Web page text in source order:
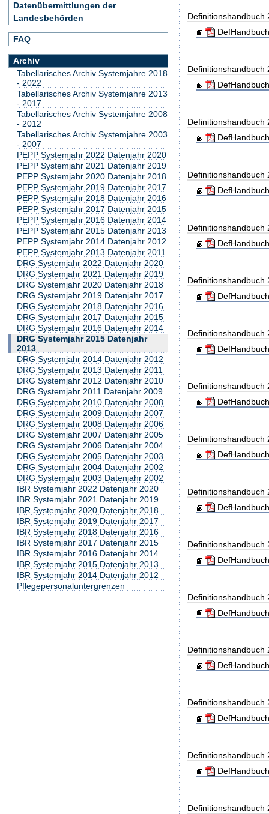
Definitionshandbuch
Definitionshandbuch
Definitionshandbuch
Definitionshandbuch
Definitionshandbuch
Definitionshandbuch
Definitionshandbuch
Definitionshandbuch
Definitionshandbuch
Definitionshandbuch
Definitionshandbuch
Definitionshandbuch
Definitionshandbuch
Definitionshandbuch
Definitionshandbuch
Definitionshandbuch
Datenübermittlungen der
Landesbehörden
FAQ
Archiv
Tabellarisches Archiv Systemjahre 2018
- 2022
Tabellarisches Archiv Systemjahre 2013
- 2017
Tabellarisches Archiv Systemjahre 2008
- 2012
Tabellarisches Archiv Systemjahre 2003
- 2007
PEPP Systemjahr 2022 Datenjahr 2020
PEPP Systemjahr 2021 Datenjahr 2019
PEPP Systemjahr 2020 Datenjahr 2018
PEPP Systemjahr 2019 Datenjahr 2017
PEPP Systemjahr 2018 Datenjahr 2016
PEPP Systemjahr 2017 Datenjahr 2015
PEPP Systemjahr 2016 Datenjahr 2014
PEPP Systemjahr 2015 Datenjahr 2013
PEPP Systemjahr 2014 Datenjahr 2012
PEPP Systemjahr 2013 Datenjahr 2011
DRG Systemjahr 2022 Datenjahr 2020
DRG Systemjahr 2021 Datenjahr 2019
DRG Systemjahr 2020 Datenjahr 2018
DRG Systemjahr 2019 Datenjahr 2017
DRG Systemjahr 2018 Datenjahr 2016
DRG Systemjahr 2017 Datenjahr 2015
DRG Systemjahr 2016 Datenjahr 2014
DRG Systemjahr 2015 Datenjahr
2013
DRG Systemjahr 2014 Datenjahr 2012
DRG Systemjahr 2013 Datenjahr 2011
DRG Systemjahr 2012 Datenjahr 2010
DRG Systemjahr 2011 Datenjahr 2009
DRG Systemjahr 2010 Datenjahr 2008
DRG Systemjahr 2009 Datenjahr 2007
DRG Systemjahr 2008 Datenjahr 2006
DRG Systemjahr 2007 Datenjahr 2005
DRG Systemjahr 2006 Datenjahr 2004
DRG Systemjahr 2005 Datenjahr 2003
DRG Systemjahr 2004 Datenjahr 2002
DRG Systemjahr 2003 Datenjahr 2002
IBR Systemjahr 2022 Datenjahr 2020
IBR Systemjahr 2021 Datenjahr 2019
IBR Systemjahr 2020 Datenjahr 2018
IBR Systemjahr 2019 Datenjahr 2017
IBR Systemjahr 2018 Datenjahr 2016
IBR Systemjahr 2017 Datenjahr 2015
IBR Systemjahr 2016 Datenjahr 2014
IBR Systemjahr 2015 Datenjahr 2013
IBR Systemjahr 2014 Datenjahr 2012
Pflegepersonaluntergrenzen